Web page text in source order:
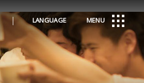
LANGUAGE MENU